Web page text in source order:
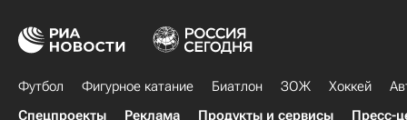
Футбол Фигурное катание Биатлон ЗОЖ Хоккей
Спецпроекты
Реклама Продукты и сервисы Пресс-